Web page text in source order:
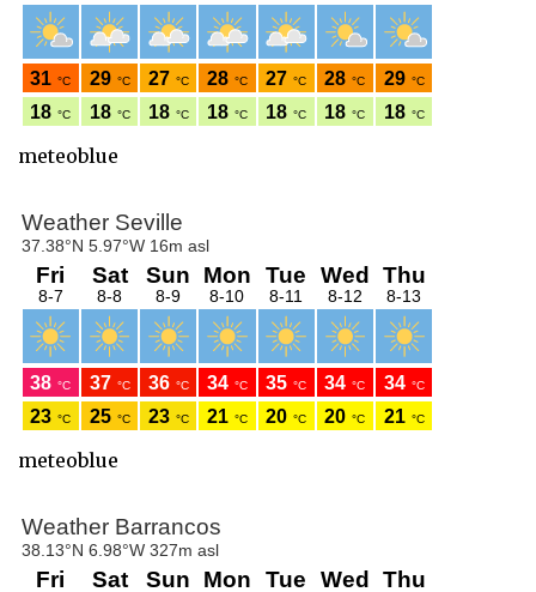
meteoblue
meteoblue